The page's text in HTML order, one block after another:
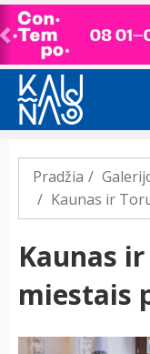
Previous
Pradžia
Kaunas ir
Kaunas
miestais